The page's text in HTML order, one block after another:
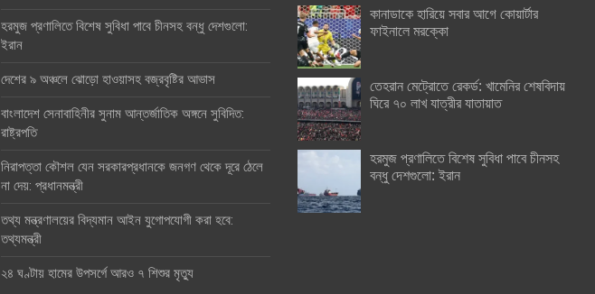
হরমুজ প্রণালিতে বিশেষ সুবিধা পাবে চীনসহ বন্ধু দেশগুলো:
ইরান
দেশের ৯ অঞ্চলে ঝোড়ো হাওয়াসহ বজ্রবৃষ্টির আভাস
বাংলাদেশ সেনাবাহিনীর সুনাম আন্তর্জাতিক অঙ্গনে সুবিদিত:
রাষ্ট্রপতি
নিরাপত্তা কৌশল যেন সরকারপ্রধানকে জনগণ থেকে দূরে ঠেলে
না দেয়: প্রধানমন্ত্রী
তথ্য মন্ত্রণালয়ের বিদ্যমান আইন যুগোপযোগী করা হবে:
তথ্যমন্ত্রী
২৪ ঘণ্টায় হামের উপসর্গে আরও ৭ শিশুর মৃত্যু
কানাডাকে হারিয়ে সবার আগে কোয়ার্টার
ফাইনালে মরক্কো
তেহরান মেট্রোতে রেকর্ড: খামেনির শেষবিদায়
ঘিরে ৭০ লাখ যাত্রীর যাতায়াত
হরমুজ প্রণালিতে বিশেষ সুবিধা পাবে চীনসহ
বন্ধু দেশগুলো: ইরান